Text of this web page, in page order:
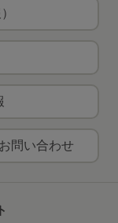
お問い合わせ